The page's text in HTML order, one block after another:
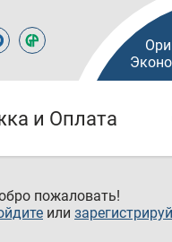
и Оплата
пожаловать!
или